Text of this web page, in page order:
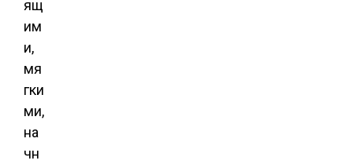
ящ
им
и,
мя
гки
ми,
на
чн